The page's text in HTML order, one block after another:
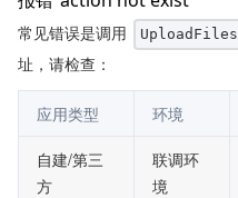
常见错误是调用 UploadFiles
址，请检查：
应用类型 环境
自建/第三
方
联调环
境